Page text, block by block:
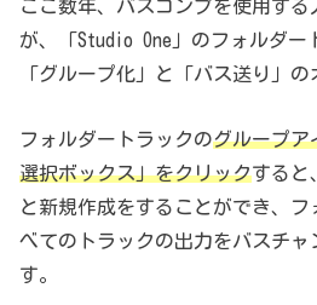
ここ数年、バスコンプを使用す
が、「Studio One」のフォルダー
「グループ化」と「バス送り」の
フォルダートラックのグループア
選択ボックス」をクリックすると
と新規作成をすることができ、
べてのトラックの出力をバスチャ
す。